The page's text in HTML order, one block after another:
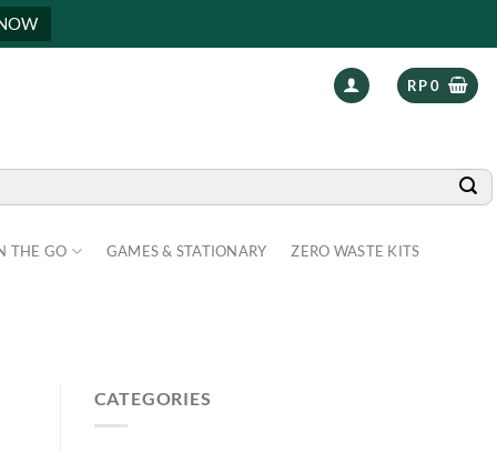
RP0
THE GO GAMES & STATIONARY ZERO WASTE KITS
CATEGORIES